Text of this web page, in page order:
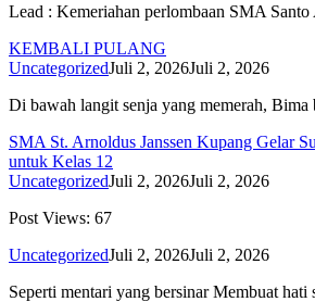
Lead : Kemeriahan perlombaan SMA
KEMBALI PULANG
UncategorizedJuli 2, 2026Juli 2, 2026
Di bawah langit senja yang memerah,
SMA St. Arnoldus Janssen Kupang Gelar
untuk Kelas 12
UncategorizedJuli 2, 2026Juli 2, 2026
Post Views: 67
UncategorizedJuli 2, 2026Juli 2, 2026
Seperti mentari yang bersinar Membuat